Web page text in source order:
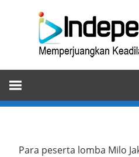
Memperjuangkan
Keadilan
dan
Para peserta lomba Milo